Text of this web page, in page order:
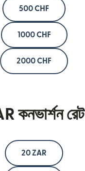
500 CHF
1000 CHF
2000 CHF
কনভার্শন রেট
20 ZAR